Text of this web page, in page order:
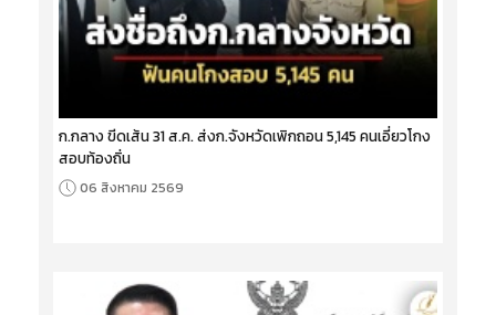
ก.กลาง ขีดเส้น 31 ส.ค. ส่งก.จังหวัดเพิกถอน 5,145 คนเอี่ยวโกง
สอบท้องถิ่น
06 สิงหาคม 2569